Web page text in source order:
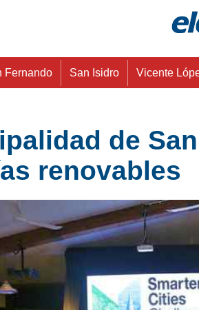
Fernando San Isidro Vicente
de
renovables